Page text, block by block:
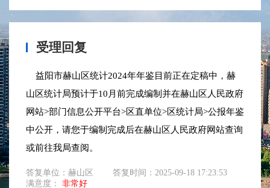
受理回复
益阳市赫山区统计2024年年鉴目前正在定稿中，赫
山区统计局预计于10月前完成编制并在赫山区人民政府
网站>部门信息公开平台>区直单位>区统计局>公报年鉴
中公开，请您于编制完成后在赫山区人民政府网站查询
或前往我局查阅。
答复单位：赫山区
答复时间：2025-09-18 17:23:53
满意度： 非常好